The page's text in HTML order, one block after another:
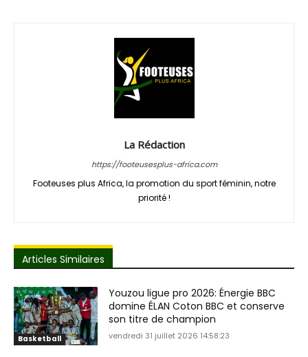
La Rédaction
https://footeusesplus-africa.com
Footeuses plus Africa, la promotion du sport féminin, notre
priorité !
Articles Similaires
Basketball
Youzou ligue pro 2026: Énergie BBC
domine ÉLAN Coton BBC et conserve
son titre de champion
vendredi 31 juillet 2026 14:58:23